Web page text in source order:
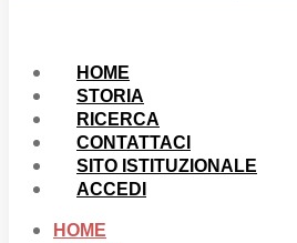
HOME
STORIA
RICERCA
CONTATTACI
SITO ISTITUZIONALE
ACCEDI
HOME